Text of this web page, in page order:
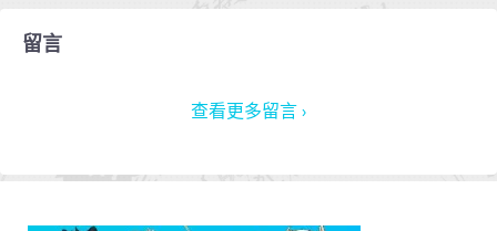
留言
查看更多留言 ›